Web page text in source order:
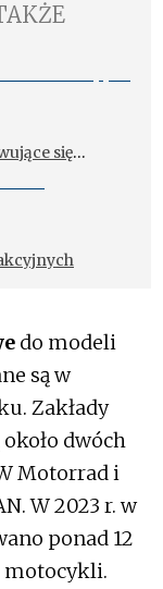
się
do modeli
są w
Zakłady
dwóch
Motorrad i
W 2023 r. w
ponad 12
motocykli.